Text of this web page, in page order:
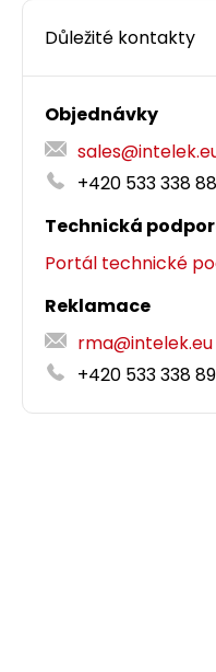
Důležité kontakty
Objednávky
+420 533 338
Technická
Portál technické
Reklamace
rma@intelek.eu
+420 533 338